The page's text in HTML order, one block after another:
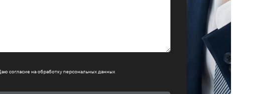
согласие наобработку персональных данных